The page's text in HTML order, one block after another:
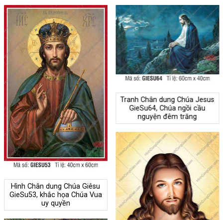
Hình Chân dung Chúa Giêsu
GieSu53, khắc họa Chúa Vua
uy quyền
Tranh Chân dung Chúa Jesus
GieSu64, Chúa ngồi cầu
nguyện đêm trăng